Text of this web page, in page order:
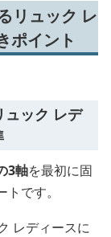
リュック レ
ポイント
ュック レデ
3軸を最初に固
です。
レディースに